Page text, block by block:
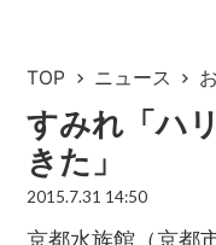
TOP ニュース
すみれ「ハ
きた」
2015.7.31 14:50
京都水族館（京都